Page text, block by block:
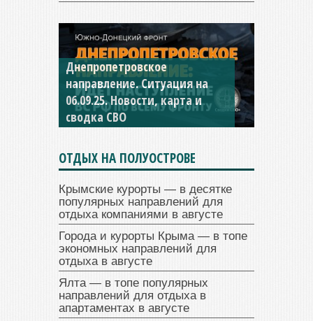
Днепропетровское
направление. Ситуация на
06.09.25. Новости, карта и
сводка СВО
Константиновское
направление. Ситуация на
04.09.25 Новости, карта и
сводка СВО
ОТДЫХ НА ПОЛУОСТРОВЕ
Крымские курорты — в десятке
популярных направлений для
отдыха компаниями в августе
Города и курорты Крыма — в топе
экономных направлений для
отдыха в августе
Ялта — в топе популярных
направлений для отдыха в
апартаментах в августе